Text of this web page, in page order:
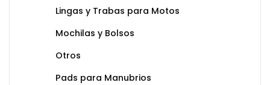
Lingas y Trabas para Motos
Mochilas y Bolsos
Otros
Pads para Manubrios